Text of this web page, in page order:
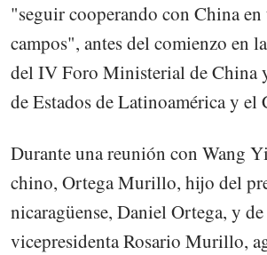
"seguir cooperando con China
campos", antes del comienzo en
del IV Foro Ministerial de China
de Estados de Latinoamérica y el
Durante una reunión con Wang
chino, Ortega Murillo, hijo del
nicaragüense, Daniel Ortega, y
vicepresidenta Rosario Murillo,